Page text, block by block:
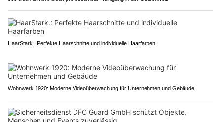
HaarStark.: Perfekte Haarschnitte und individuelle Haarfarben
Wohnwerk 1920: Moderne Videoüberwachung für Unternehmen und Gebäude